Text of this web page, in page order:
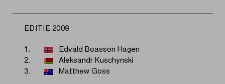
EDITIE 2009
1.
Edvald Boasson Hagen
2.
Aleksandr Kuschynski
3.
Matthew Goss